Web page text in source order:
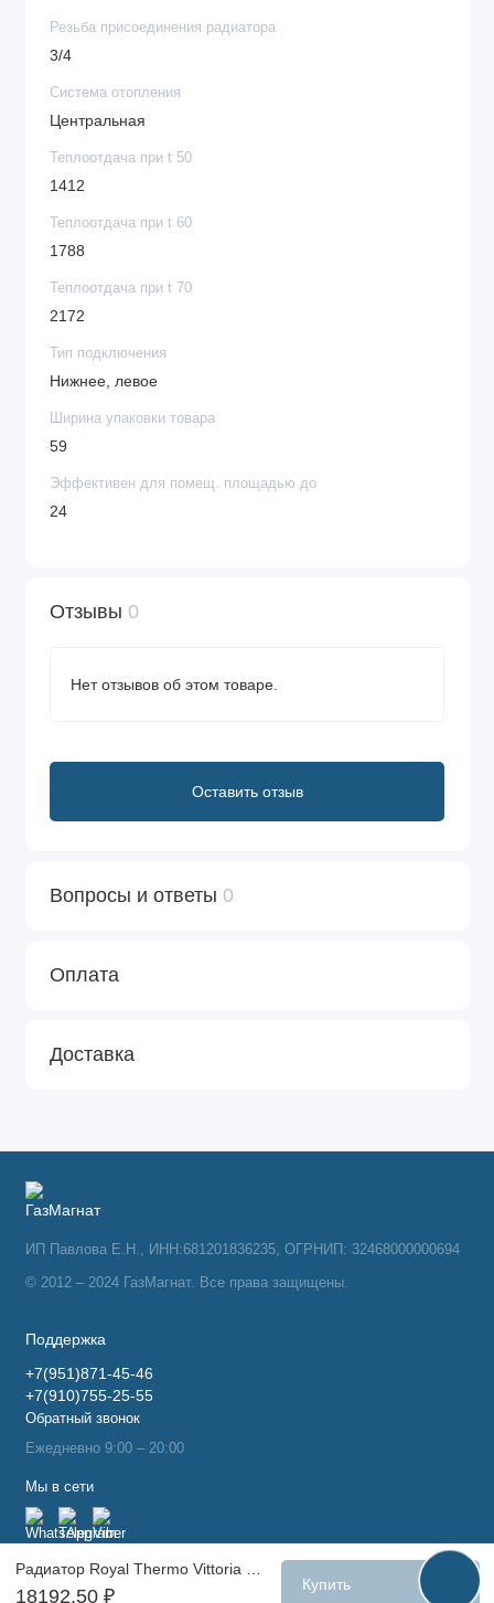
18192.50 ₽
Купить
Резьба присоединения радиатора
3/4
Система отопления
Центральная
Теплоотдача при t 50
1412
Теплоотдача при t 60
1788
Теплоотдача при t 70
2172
Тип подключения
Нижнее, левое
Ширина упаковки товара
59
Эффективен для помещ. площадью до
24
Отзывы 0
Нет отзывов об этом товаре.
Оставить отзыв
Вопросы и ответы 0
Оплата
Доставка
ИП Павлова Е.Н., ИНН:681201836235, ОГРНИП: 32468000000694
© 2012 – 2024 ГазМагнат. Все права защищены.
Поддержка
+7(951)871-45-46
+7(910)755-25-55
Обратный звонок
Ежедневно 9:00 – 20:00
Мы в сети